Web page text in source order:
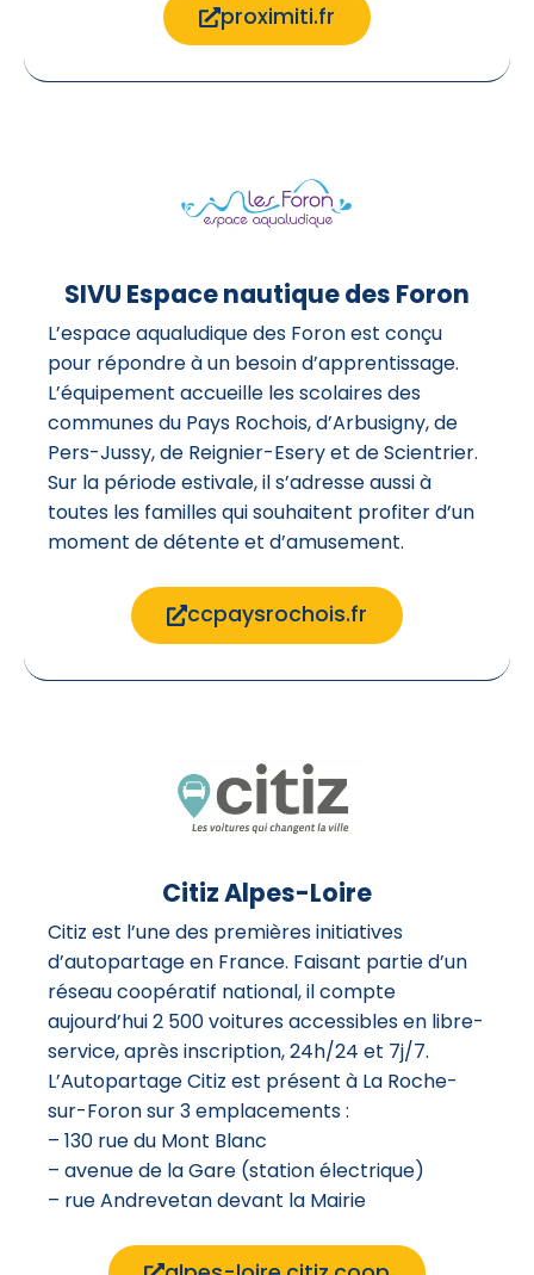
proximiti.fr
SIVU Espace nautique des Foron
L’espace aqualudique des Foron est conçu
pour répondre à un besoin d’apprentissage.
L’équipement accueille les scolaires des
communes du Pays Rochois, d’Arbusigny, de
Pers-Jussy, de Reignier-Esery et de Scientrier.
Sur la période estivale, il s’adresse aussi à
toutes les familles qui souhaitent profiter d’un
moment de détente et d’amusement.
ccpaysrochois.fr
Citiz Alpes-Loire
Citiz est l’une des premières initiatives
d’autopartage en France. Faisant partie d’un
réseau coopératif national, il compte
aujourd’hui 2 500 voitures accessibles en libre-
service, après inscription, 24h/24 et 7j/7.
L’Autopartage Citiz est présent à La Roche-
sur-Foron sur 3 emplacements :
– 130 rue du Mont Blanc
– avenue de la Gare (station électrique)
– rue Andrevetan devant la Mairie